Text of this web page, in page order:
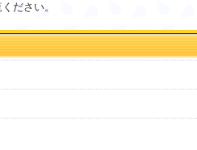
ださい。